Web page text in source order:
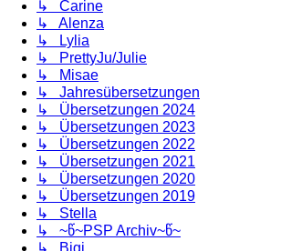
↳ Carine
↳ Alenza
↳ Lylia
↳ PrettyJu/Julie
↳ Misae
↳ Jahresübersetzungen
↳ Übersetzungen 2024
↳ Übersetzungen 2023
↳ Übersetzungen 2022
↳ Übersetzungen 2021
↳ Übersetzungen 2020
↳ Übersetzungen 2019
↳ Stella
↳ ~წ~PSP Archiv~წ~
↳ Bigi